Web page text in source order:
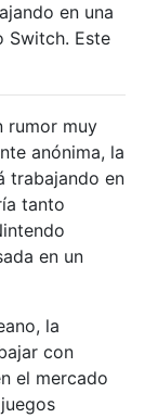
en una
Switch. Este
rumor muy
anónima, la
trabajando en
tanto
en un
la
con
el mercado